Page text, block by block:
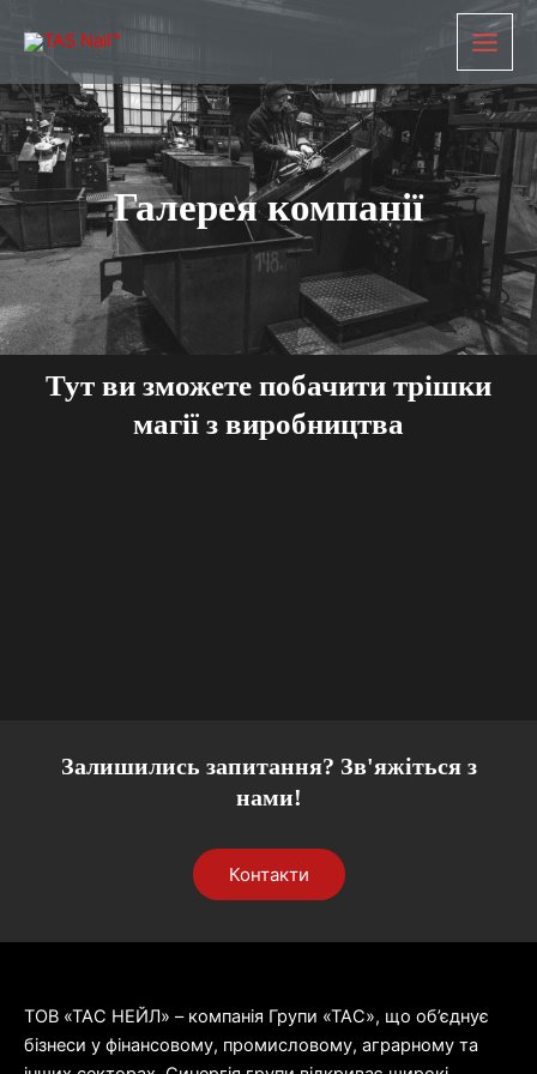
Main
Menu
Галерея компанії
Тут ви зможете побачити трішки
магії з виробництва
Залишились запитання? Зв'яжіться з
нами!
Контакти
ТОВ «ТАС НЕЙЛ» – компанія Групи «ТАС», що об’єднує
бізнеси у фінансовому, промисловому, аграрному та